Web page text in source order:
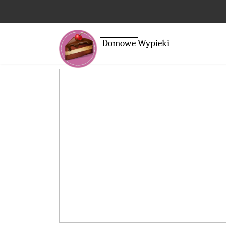
DomoweWypieki